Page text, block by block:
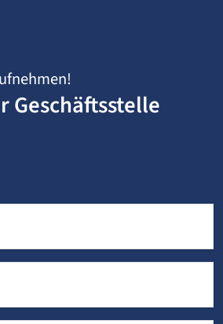
Geschäftsstelle